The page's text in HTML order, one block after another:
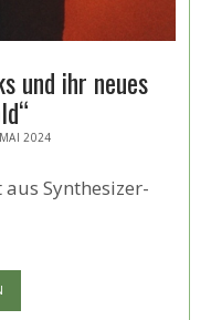
und ihr neues
2024
Synthesizer-
EUCH